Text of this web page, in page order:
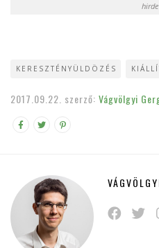
KERESZTÉNYÜLDÖZÉS
2017.09.22. szerző: Vágvölgyi